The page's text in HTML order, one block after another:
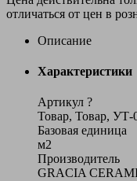
отличаться от цен в
Описание
Характеристики
Артикул ?
Товар, Товар, УТ-
Базовая единица
м2
Производитель
GRACIA